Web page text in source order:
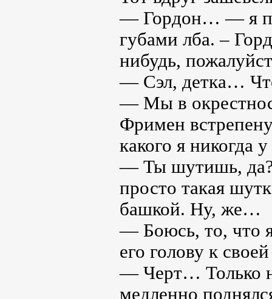
— Гордон… — я
губами лба. –
нибудь,
— Сэл, детка…
— Мы в
Фримен
какого я никогда
— Ты шутишь, да?
просто такая
башкой. Ну, же…
— Боюсь, то, что
его голову к
— Черт… Только
медленно